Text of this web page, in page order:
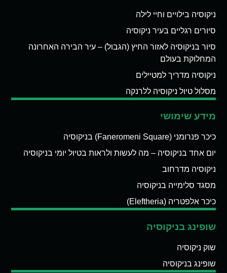
ניקוסיה בילויים וחיי לילה
סיורים רגליים בעיר ניקוסיה
סיור בניקוסיה לאזור החיץ (הגבול) – עיר הבירה האחרונה
המחלוקת בעולם
ניקוסיה מדריך למטיילים
מסלול טיול ניקוסיה ללרנקה
מידע שימושי
כיכר פנרומני (Faneromeni Square) בניקוסיה
יום אחד בניקוסיה – מה לעשות ולראות בטיול יומי בניקוסיה
ניקוסיה מדרחוב
מסגד סלימייה בניקוסיה
כיכר אלפטריה (Eleftheria)
שופינג בניקוסיה
שוק ניקוסיה
שופינג בניקוסיה